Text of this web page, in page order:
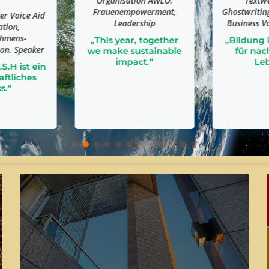
together
Ghostwriting, Redakteurin
Business Voice Magazin
„Bildung ist die Basis
für nachhaltiges
Leben.“
„Wir
dieser